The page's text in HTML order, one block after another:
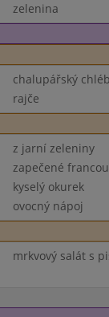
zelenina
chalupářský
rajče
z jarní zeleniny
zapečené
kyselý okurek
ovocný nápoj
mrkvový salát s